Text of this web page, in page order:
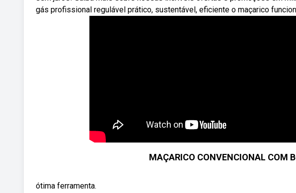
gás profissional regulável prático, sustentável, eficiente o maçarico
MAÇARICO CONVENCIONAL COM
ótima ferramenta.